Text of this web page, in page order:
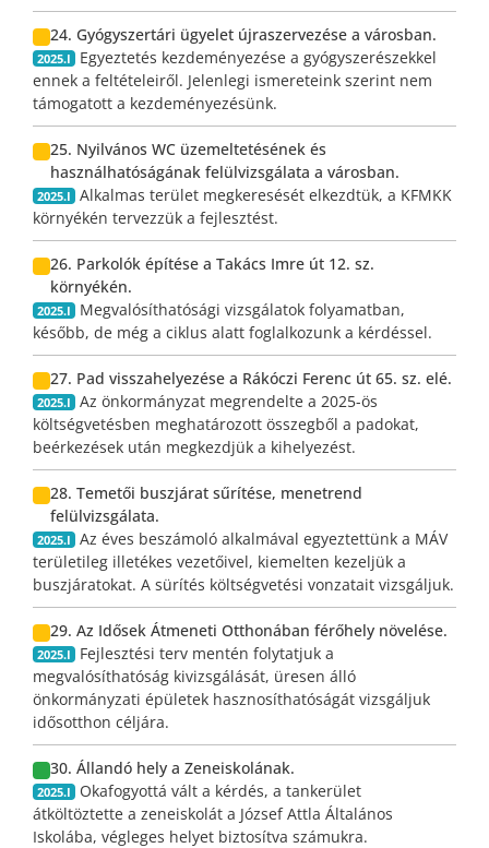
24. Gyógyszertári ügyelet újraszervezése a városban.
2025.I
Egyeztetés kezdeményezése a gyógyszerészekkel
ennek a feltételeiről. Jelenlegi ismereteink szerint nem
támogatott a kezdeményezésünk.
25. Nyilvános WC üzemeltetésének és
használhatóságának felülvizsgálata a városban.
2025.I
Alkalmas terület megkeresését elkezdtük, a KFMKK
környékén tervezzük a fejlesztést.
26. Parkolók építése a Takács Imre út 12. sz.
környékén.
2025.I
Megvalósíthatósági vizsgálatok folyamatban,
később, de még a ciklus alatt foglalkozunk a kérdéssel.
27. Pad visszahelyezése a Rákóczi Ferenc út 65. sz. elé.
2025.I
Az önkormányzat megrendelte a 2025-ös
költségvetésben meghatározott összegből a padokat,
beérkezések után megkezdjük a kihelyezést.
28. Temetői buszjárat sűrítése, menetrend
felülvizsgálata.
2025.I
Az éves beszámoló alkalmával egyeztettünk a MÁV
területileg illetékes vezetőivel, kiemelten kezeljük a
buszjáratokat. A sürítés költségvetési vonzatait vizsgáljuk.
29. Az Idősek Átmeneti Otthonában férőhely növelése.
2025.I
Fejlesztési terv mentén folytatjuk a
megvalósíthatóság kivizsgálását, üresen álló
önkormányzati épületek hasznosíthatóságát vizsgáljuk
idősotthon céljára.
30. Állandó hely a Zeneiskolának.
2025.I
Okafogyottá vált a kérdés, a tankerület
átköltöztette a zeneiskolát a József Attla Általános
Iskolába, végleges helyet biztosítva számukra.